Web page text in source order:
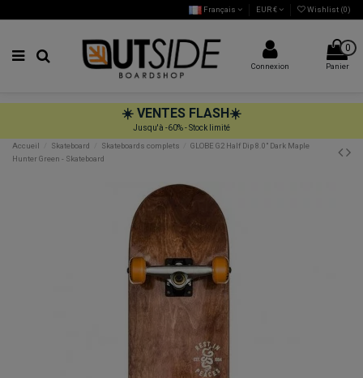
Français EUR € Wishlist (0)
Connexion
0
Panier
☀️ VENTES FLASH☀️
Jusqu'à -60% - Stock limité
Accueil
Skateboard Skateboards complets
GLOBE G2 Half Dip 8.0" Dark Maple
Hunter Green - Skateboard